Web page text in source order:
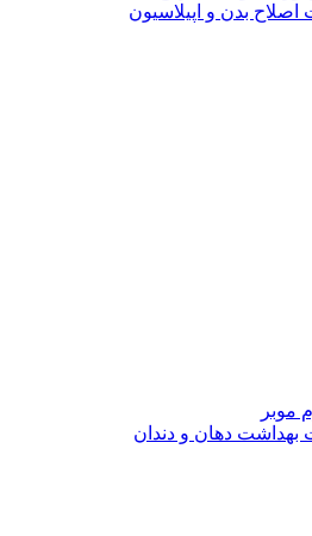
بدن و اپیلاسیون
موبر
بهداشت دهان و دندان